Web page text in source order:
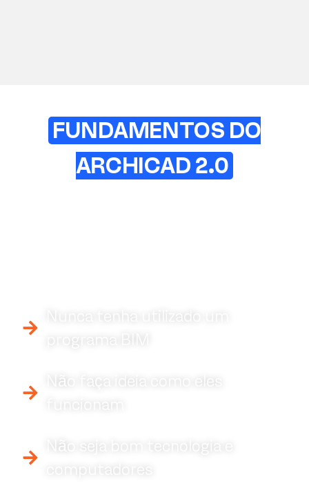
FUNDAMENTOS DO
ARCHICAD 2.0
Não faça ideia como eles
Não seja bom tecnologia e